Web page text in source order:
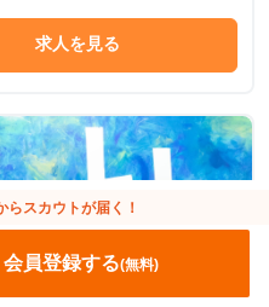
求人を見る
らスカウトが届く！
会員登録する(無料)